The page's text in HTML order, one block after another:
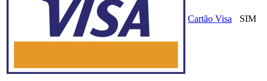
Cartão Visa SIM